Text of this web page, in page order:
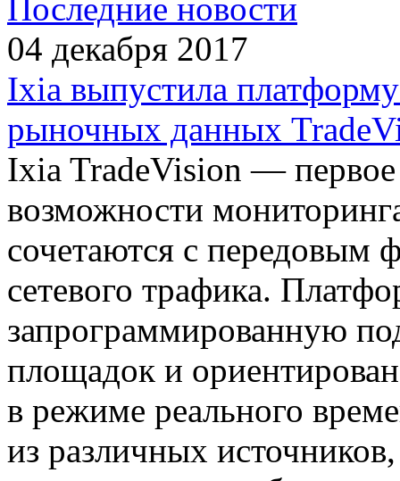
Последние новости
04 декабря 2017
Ixia выпустила
рыночных данных
Ixia TradeVision — первое
возможности
сочетаются с передовым
сетевого трафика.
запрограммированную
площадок и
в режиме реального
из различных